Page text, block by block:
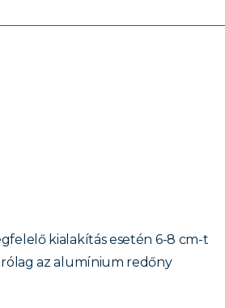
kialakítás esetén 6-8 cm-t
az alumínium redőny